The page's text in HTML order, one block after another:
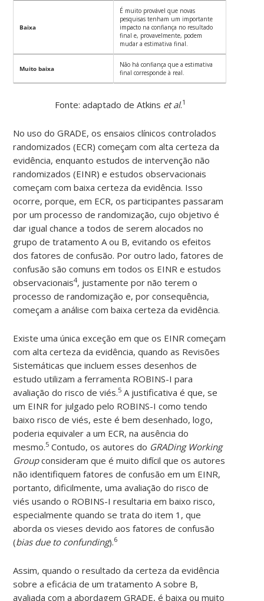
Baixa
É muito provável que novas
pesquisas tenham um importante
impacto na confiança no resultado
final e, provavelmente, podem
mudar a estimativa final.
Muito baixa
Não há confiança que a estimativa
final corresponde à real.
Fonte: adaptado de Atkins et al.1
No uso do GRADE, os ensaios clínicos controlados
randomizados (ECR) começam com alta certeza da
evidência, enquanto estudos de intervenção não
randomizados (EINR) e estudos observacionais
começam com baixa certeza da evidência. Isso
ocorre, porque, em ECR, os participantes passaram
por um processo de randomização, cujo objetivo é
dar igual chance a todos de serem alocados no
grupo de tratamento A ou B, evitando os efeitos
dos fatores de confusão. Por outro lado, fatores de
confusão são comuns em todos os EINR e estudos
observacionais4, justamente por não terem o
processo de randomização e, por consequência,
começam a análise com baixa certeza da evidência.
Existe uma única exceção em que os EINR começam
com alta certeza da evidência, quando as Revisões
Sistemáticas que incluem esses desenhos de
estudo utilizam a ferramenta ROBINS-I para
avaliação do risco de viés.5 A justificativa é que, se
um EINR for julgado pelo ROBINS-I como tendo
baixo risco de viés, este é bem desenhado, logo,
poderia equivaler a um ECR, na ausência do
mesmo.5 Contudo, os autores do GRADing Working
Groupconsideram que é muito difícil que os autores
não identifiquem fatores de confusão em um EINR,
portanto, dificilmente, uma avaliação do risco de
viés usando o ROBINS-I resultaria em baixo risco,
especialmente quando se trata do item 1, que
aborda os vieses devido aos fatores de confusão
(bias due to confunding).6
Assim, quando o resultado da certeza da evidência
sobre a eficácia de um tratamento A sobre B,
avaliada com a abordagem GRADE, é baixa ou muito